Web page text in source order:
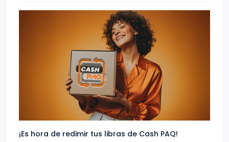
¡Es hora de redimir tus libras de Cash PAQ!